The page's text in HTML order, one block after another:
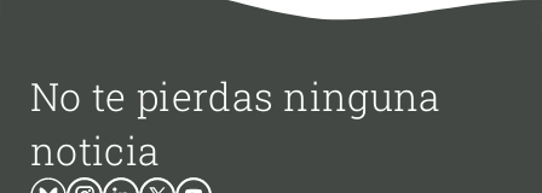
No te pierdas ninguna
noticia
BlueskyInstagram
LinkedinTwitterYoutube